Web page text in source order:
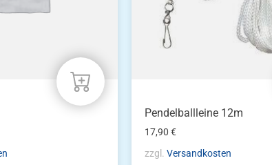
Pendelballleine 12m
17,90€
zzgl.Versandkosten